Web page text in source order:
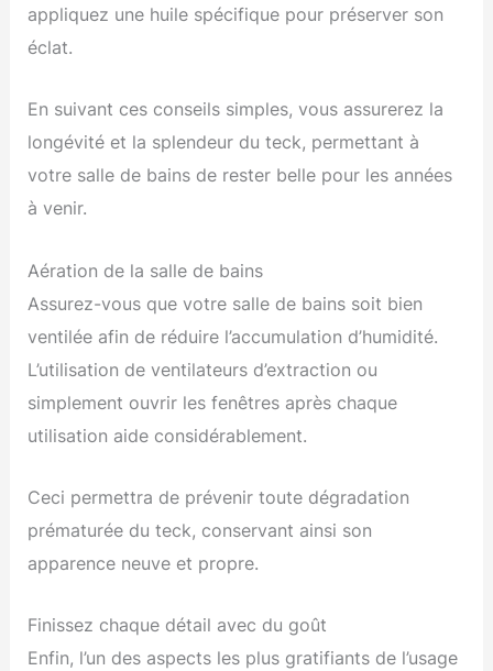
appliquez une huile spécifique pour préserver son
éclat.
En suivant ces conseils simples, vous assurerez la
longévité et la splendeur du teck, permettant à
votre salle de bains de rester belle pour les années
à venir.
Aération de la salle de bains
Assurez-vous que votre salle de bains soit bien
ventilée afin de réduire l’accumulation d’humidité.
L’utilisation de ventilateurs d’extraction ou
simplement ouvrir les fenêtres après chaque
utilisation aide considérablement.
Ceci permettra de prévenir toute dégradation
prématurée du teck, conservant ainsi son
apparence neuve et propre.
Finissez chaque détail avec du goût
Enfin, l’un des aspects les plus gratifiants de l’usage